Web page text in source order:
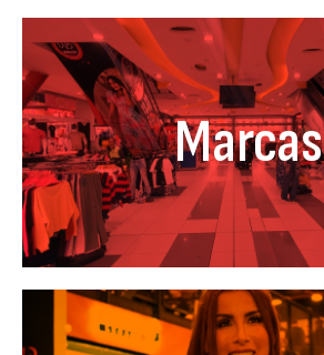
Marcas